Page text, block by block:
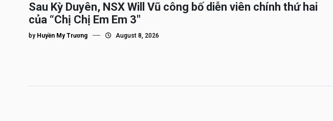
Sau Kỳ Duyên, NSX Will Vũ công bố diễn viên chính thứ hai
của “Chị Chị Em Em 3″
by Huyền My Trương August 8, 2026